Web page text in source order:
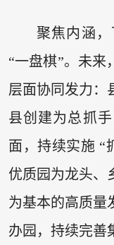
聚焦内涵
“一盘棋”。未来
层面协同发力：
县创建为总抓
面，持续实施 “
优质园为龙头、
为基本的高质量
办园，持续完善